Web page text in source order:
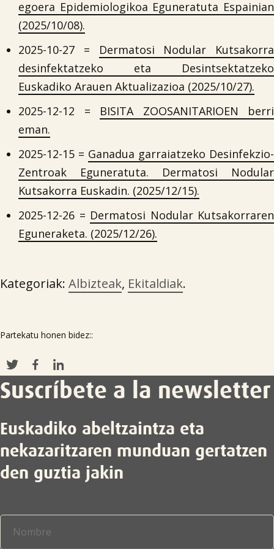
egoera Epidemiologikoa Eguneratuta Espainian
(2025/10/08).
2025-10-27 =
Dermatosi Nodular Kutsakorra
desinfektatzeko eta Desintsektatzeko
Euskadiko Arauen Aktualizazioa (2025/10/27).
2025-12-12 = BISITA ZOOSANITARIOEN berri
eman.
2025-12-15 = Ganadua garraiatzeko Desinfekzio-
Zentroak Eguneratuta. Dermatosi Nodular
Kutsakorra Euskadin. (2025/12/15).
2025-12-26 = Dermatosi Nodular Kutsakorraren
Eguneraketa. (2025/12/26).
Kategoriak: Albizteak, Ekitaldiak.
Partekatu honen bidez::
Suscríbete a la newsletter
Euskadiko abeltzaintza eta
nekazaritzaren munduan gertatzen
den guztia jakin